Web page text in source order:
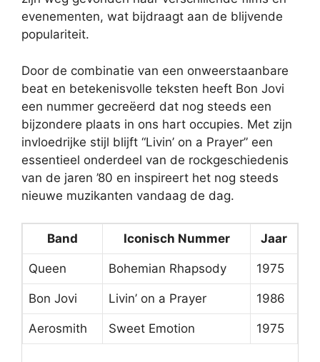
evenementen, wat bijdraagt aan de blijvende
populariteit.
Door de combinatie van een onweerstaanbare
beat en betekenisvolle teksten heeft Bon Jovi
een nummer gecreëerd dat nog steeds een
bijzondere plaats in ons hart occupies. Met zijn
invloedrijke stijl blijft “Livin’ on a Prayer” een
essentieel onderdeel van de rockgeschiedenis
van de jaren ’80 en inspireert het nog steeds
nieuwe muzikanten vandaag de dag.
Band Iconisch Nummer Jaar
Queen Bohemian Rhapsody 1975
Bon Jovi Livin’ on a Prayer 1986
Aerosmith Sweet Emotion 1975